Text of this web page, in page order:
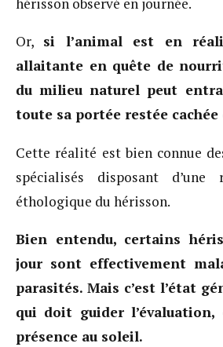
Or, si l’animal est en
allaitante en quête de
du milieu naturel peut
toute sa portée restée
Cette réalité est bien connue
spécialisés disposant d’une
éthologique du hérisson.
Bien entendu, certains
jour sont effectivement
parasités. Mais c’est l’état
qui doit guider
présence au soleil.